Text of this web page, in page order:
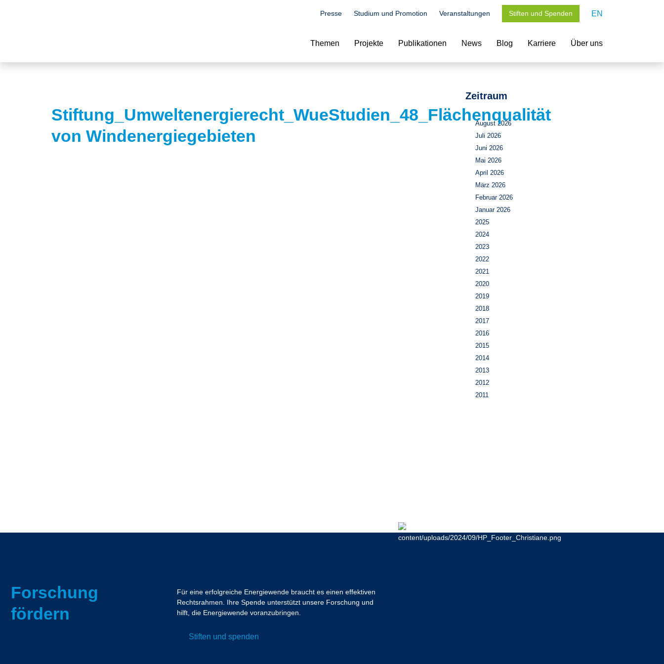
Presse Studium und Promotion Veranstaltungen Stiften und Spenden EN
Themen Projekte Publikationen News Blog Karriere Über uns
Stiftung_Umweltenergierecht_WueStudien_48_Flächenqualität
von Windenergiegebieten
Zeitraum
August 2026
Juli 2026
Juni 2026
Mai 2026
April 2026
März 2026
Februar 2026
Januar 2026
2025
2024
2023
2022
2021
2020
2019
2018
2017
2016
2015
2014
2013
2012
2011
Forschung
fördern
Für eine erfolgreiche Energiewende braucht es einen effektiven
Rechtsrahmen. Ihre Spende unterstützt unsere Forschung und
hilft, die Energiewende voranzubringen.
Stiften und spenden